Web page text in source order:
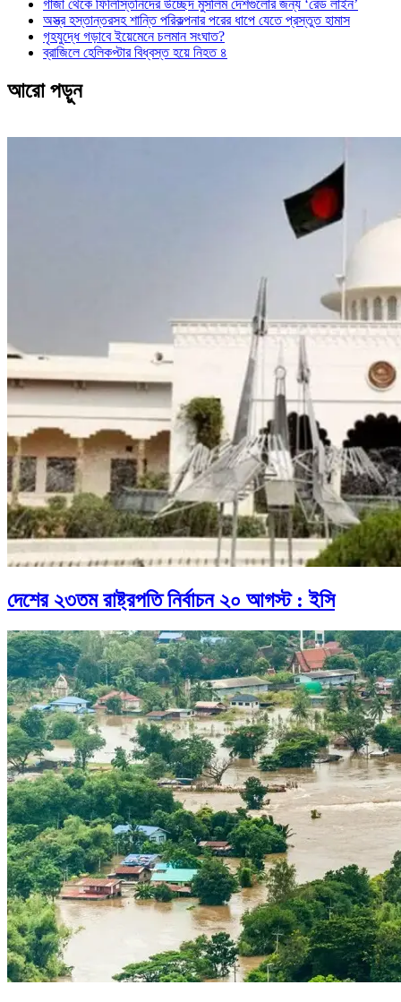
গাজা থেকে ফিলিস্তিনিদের উচ্ছেদ মুসলিম দেশগুলোর জন্য ‘রেড লাইন’
অস্ত্র হস্তান্তরসহ শান্তি পরিকল্পনার পরের ধাপে যেতে প্রস্তুত হামাস
গৃহযুদ্ধে গড়াবে ইয়েমেনে চলমান সংঘাত?
ব্রাজিলে হেলিকপ্টার বিধ্বস্ত হয়ে নিহত ৪
আরো পড়ুন
দেশের ২৩তম রাষ্ট্রপতি নির্বাচন ২০ আগস্ট : ইসি